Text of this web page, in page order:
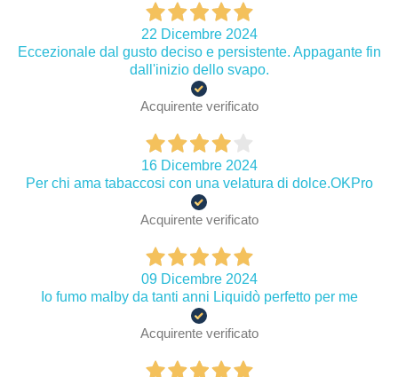
22 Dicembre 2024
Eccezionale dal gusto deciso e persistente. Appagante fin
dall'inizio dello svapo.
Acquirente verificato
16 Dicembre 2024
Per chi ama tabaccosi con una velatura di dolce.OKPro
Acquirente verificato
09 Dicembre 2024
Io fumo malby da tanti anni Liquidò perfetto per me
Acquirente verificato